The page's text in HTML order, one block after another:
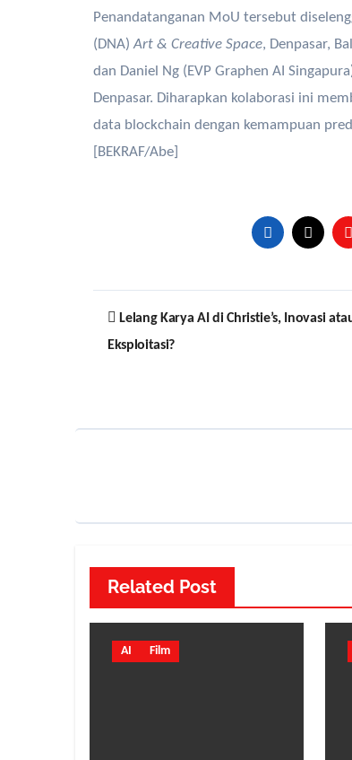
Penandatanganan MoU tersebut
(DNA)Art & Creative Space, Denpasar,
dan Daniel Ng (EVP Graphen AI
Denpasar. Diharapkan kolaborasi ini
data blockchain dengan kemampuan
[BEKRAF/Abe]
Post
navigation
Lelang Karya AI di Christie’s, Inovasi
Eksploitasi?
Related Post
AI Film